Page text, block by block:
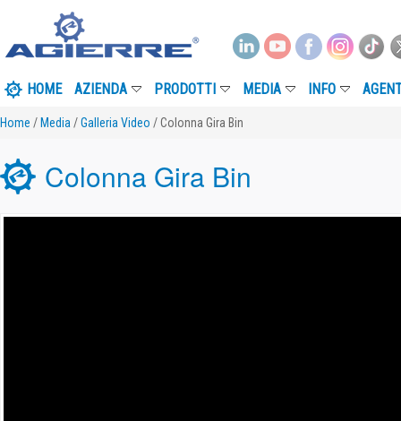
HOME AZIENDA PRODOTTI MEDIA INFO
Home / Media /Galleria Video / Colonna Gira Bin
Colonna Gira Bin